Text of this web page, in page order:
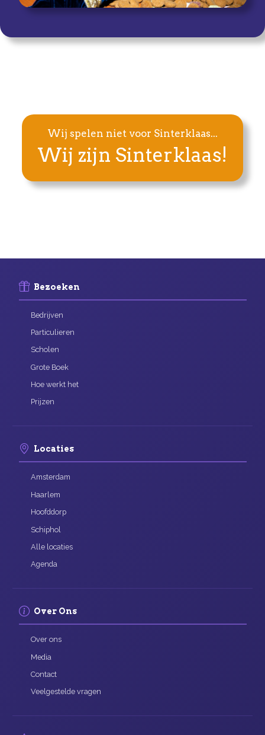
Wij spelen niet voor Sinterklaas...
Wij zijn Sinterklaas!
Bezoeken
Bedrijven
Particulieren
Scholen
Grote Boek
Hoe werkt het
Prijzen
Locaties
Amsterdam
Haarlem
Hoofddorp
Schiphol
Alle locaties
Agenda
Over Ons
Over ons
Media
Contact
Veelgestelde vragen